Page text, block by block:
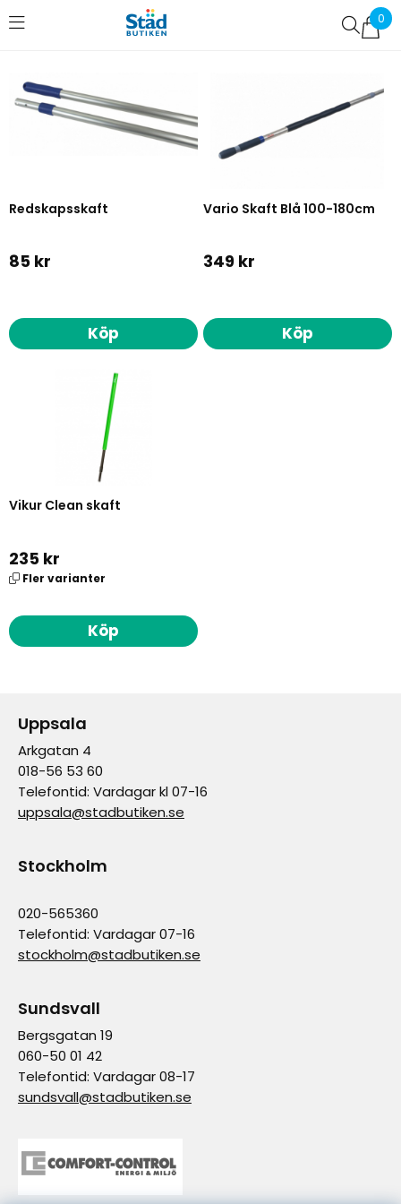
0
Favoriter (0)
Redskapsskaft
85 kr
Köp
Vario Skaft Blå 100-180cm
349 kr
Köp
Vikur Clean skaft
235 kr
Fler varianter
Köp
Uppsala
Arkgatan 4
018-56 53 60
Telefontid: Vardagar kl 07-16
uppsala@stadbutiken.se
Stockholm
020-565360
Telefontid: Vardagar 07-16
stockholm@stadbutiken.se
Sundsvall
Bergsgatan 19
060-50 01 42
Telefontid: Vardagar 08-17
sundsvall@stadbutiken.se